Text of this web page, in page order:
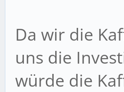
Da wir die
uns die
würde die